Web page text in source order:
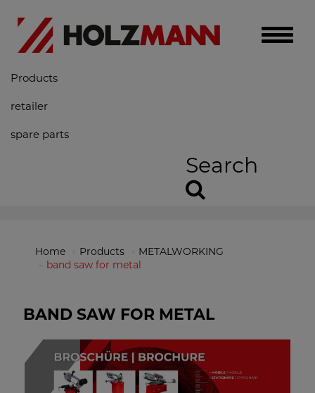
Toggle
Products
retailer
spare parts
Search
Home Products
METALWORKING
band saw for metal
BAND SAW FOR METAL